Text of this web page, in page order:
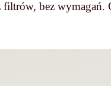
filtrów, bez wymagań.